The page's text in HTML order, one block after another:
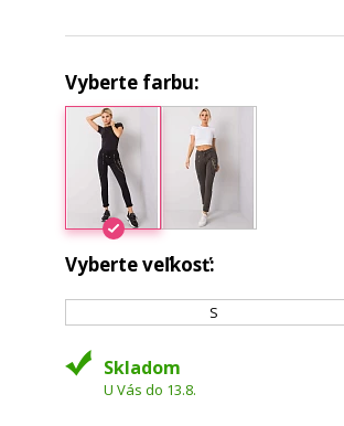
Vyberte farbu:
Vyberte veľkosť:
S
Skladom
U Vás do 13.8.